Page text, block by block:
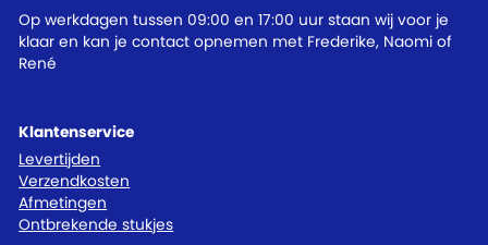
Klantenservice
Levertijden
Verzendkosten
Afmetingen
Ontbrekende stukjes
Op werkdagen tussen 09:00 en 17:00 uur staan wij voor je
klaar en kan je contact opnemen met Frederike, Naomi of
René